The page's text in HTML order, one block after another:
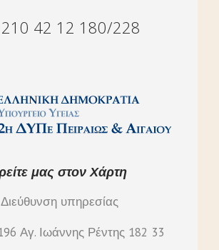
210 42 12 180/228
μας στον Χάρτη
Διεύθυνση υπηρεσίας
Αγ. Ιωάννης Ρέντης 182 33